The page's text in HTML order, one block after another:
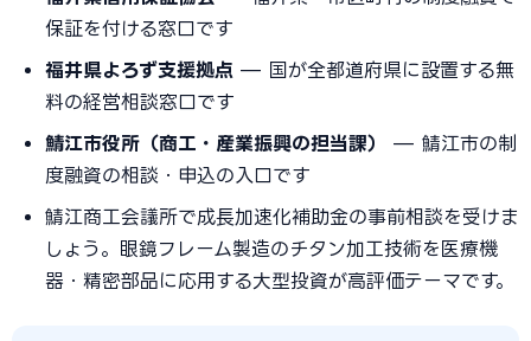
保証を付ける窓口です
福井県よろず支援拠点 — 国が全都道府県に設置する無
料の経営相談窓口です
鯖江市役所（商工・産業振興の担当課）
— 鯖江市の制
度融資の相談・申込の入口です
鯖江商工会議所で成長加速化補助金の事前相談を受けま
しょう。眼鏡フレーム製造のチタン加工技術を医療機
器・精密部品に応用する大型投資が高評価テーマです。